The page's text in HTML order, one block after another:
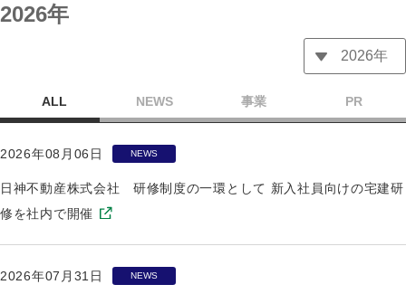
2026年
ALL NEWS 事業 PR
2026年08月06日 NEWS
日神不動産株式会社 研修制度の一環として 新入社員向けの宅建研
修を社内で開催
2026年07月31日 NEWS